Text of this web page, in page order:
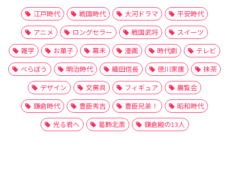
江戸時代 戦国時代 大河ドラマ
平安時代
アニメ
ロングセラー 戦国武将
スイーツ
雑学
お菓子 幕末 漫画 時代劇
テレビ
べらぼう
明治時代 織田信長 徳川家康
抹茶
デザイン
文房具 フィギュア
展覧会
鎌倉時代
豊臣秀吉 豊臣兄弟！
昭和時代
光る君へ
葛飾北斎 鎌倉殿の13人